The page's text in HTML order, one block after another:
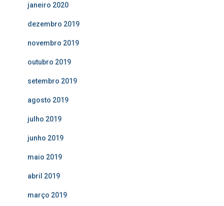
janeiro 2020
dezembro 2019
novembro 2019
outubro 2019
setembro 2019
agosto 2019
julho 2019
junho 2019
maio 2019
abril 2019
março 2019